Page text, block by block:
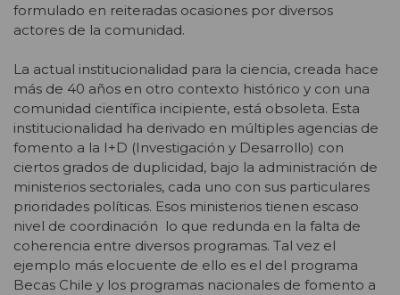
formulado en reiteradas ocasiones por diversos
actores de la comunidad.
La actual institucionalidad para la ciencia, creada hace
más de 40 años en otro contexto histórico y con una
comunidad científica incipiente, está obsoleta. Esta
institucionalidad ha derivado en múltiples agencias de
fomento a la I+D (Investigación y Desarrollo) con
ciertos grados de duplicidad, bajo la administración de
ministerios sectoriales, cada uno con sus particulares
prioridades políticas. Esos ministerios tienen escaso
nivel de coordinación lo que redunda en la falta de
coherencia entre diversos programas. Tal vez el
ejemplo más elocuente de ello es el del programa
Becas Chile y los programas nacionales de fomento a